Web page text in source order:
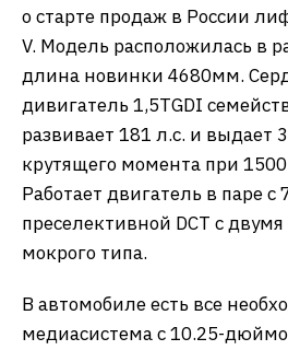
о старте продаж в России
V. Модель расположилась в
длина новинки 4680мм.
дивигатель 1,5TGDI
развивает 181 л.с. и выдает
крутящего момента при
Работает двигатель в паре с
преселективной DCT с
мокрого типа.
В автомобиле есть все
медиасистема с 10.25-